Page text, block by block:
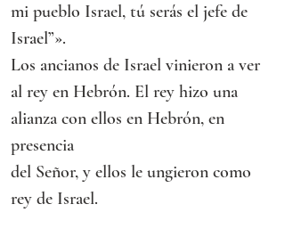
mi pueblo Israel, tú serás el jefe de
Israel”».
Los ancianos de Israel vinieron a ver
al rey en Hebrón. El rey hizo una
alianza con ellos en Hebrón, en
presencia
del Señor, y ellos le ungieron como
rey de Israel.